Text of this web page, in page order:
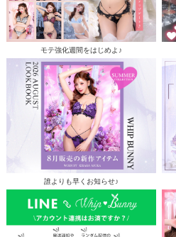
モテ強化週間をはじめよ♪
誰よりも早くお知らせ♪